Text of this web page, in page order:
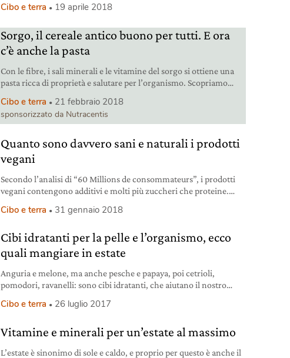
l’organismo. Ecco come si può mangiare.
Cibo e terra 19 aprile 2018
Sorgo, il cereale antico buono per tutti. E ora
c’è anche la pasta
Con le fibre, i sali minerali e le vitamine del sorgo si ottiene una
pasta ricca di proprietà e salutare per l’organismo. Scopriamo
provare per stare bene.
Cibo e terra 21 febbraio 2018
sponsorizzato da Nutracentis
Quanto sono davvero sani e naturali i prodotti
vegani
Secondo l’analisi di “60 Millions de consommateurs”, i prodotti
vegani contengono additivi e molti più zuccheri che proteine.
vitamina B12 e altri elementi. E intanto i vegani in Italia
Cibo e terra 31 gennaio 2018
Cibi idratanti per la pelle e l’organismo, ecco
quali mangiare in estate
Anguria e melone, ma anche pesche e papaya, poi cetrioli,
pomodori, ravanelli: sono cibi idratanti, che aiutano il nostro
con il caldo. Scopriamoli tutti.
Cibo e terra 26 luglio 2017
Vitamine e minerali per un’estate al massimo
L’estate è sinonimo di sole e caldo, e proprio per questo è anche il